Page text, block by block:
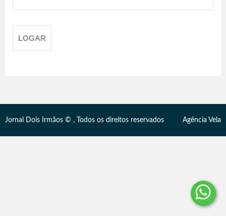
Jornal Dois Irmãos © , Todos os direitos reservados Agência Vela